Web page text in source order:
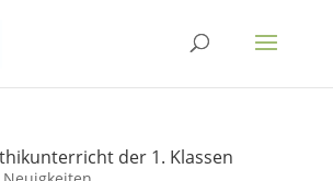
der 1. Klassen